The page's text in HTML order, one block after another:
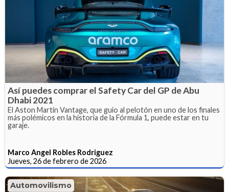
Así puedes comprar el Safety Car del GP de Abu
Dhabi 2021
El Aston Martin Vantage, que guio al pelotón en uno de los finales
más polémicos en la historia de la Fórmula 1, puede estar en tu
garaje.
Marco Angel Robles Rodriguez
Jueves, 26 de febrero de 2026
Automovilismo